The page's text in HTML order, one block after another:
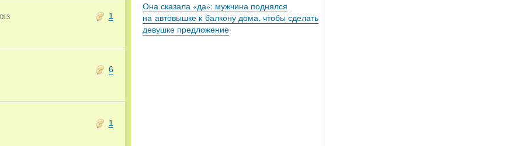
1
6
1
Она сказала «да»: мужчина поднялся
на автовышке к балкону дома, чтобы сделать
девушке предложение